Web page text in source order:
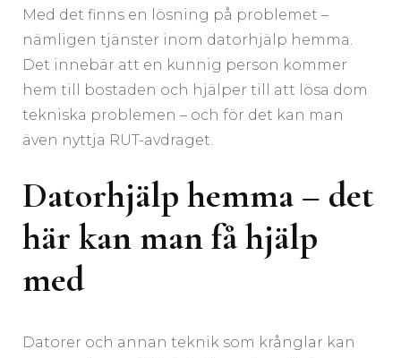
Med det finns en lösning på problemet –
nämligen tjänster inom datorhjälp hemma.
Det innebär att en kunnig person kommer
hem till bostaden och hjälper till att lösa dom
tekniska problemen – och för det kan man
även nyttja RUT-avdraget.
Datorhjälp hemma – det
här kan man få hjälp
med
Datorer och annan teknik som krånglar kan